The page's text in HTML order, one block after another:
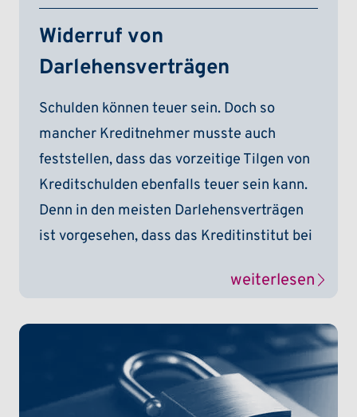
Widerruf von
Darlehensverträgen
Schulden können teuer sein. Doch so
mancher Kreditnehmer musste auch
feststellen, dass das vorzeitige Tilgen von
Kreditschulden ebenfalls teuer sein kann.
Denn in den meisten Darlehensverträgen
ist vorgesehen, dass das Kreditinstitut bei
weiterlesen